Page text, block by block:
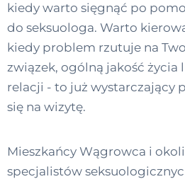
kiedy warto sięgnąć po
do seksuologa. Warto
kiedy problem rzutuje na
związek, ogólną jakość życia
relacji - to już wystarczający
się na wizytę.
Mieszkańcy Wągrowca i
specjalistów